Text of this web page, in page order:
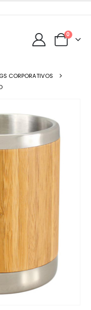
0
CORPORATIVOS